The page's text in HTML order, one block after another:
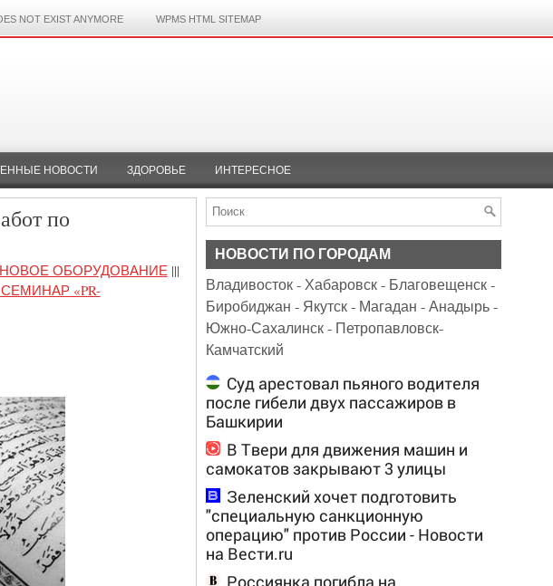
NOT EXIST ANYMORE WPMS HTML SITEMAP
НОВОСТИ ЗДОРОВЬЕ ИНТЕРЕСНОЕ
по
ОБОРУДОВАНИЕ|||
«PR-
НОВОСТИ ПО ГОРОДАМ
Владивосток-Хабаровск- Благовещенск-
Биробиджан - Якутск- Магадан -Анадырь-
Южно-Сахалинск- Петропавловск-
Камчатский
Суд арестовал пьяного водителя
после гибели двух пассажиров в
Башкирии
В Твери для движения машин и
самокатов закрывают 3 улицы
Зеленский хочет подготовить
"специальную санкционную
операцию" против России - Новости
на Вести.ru
Россиянка погибла на